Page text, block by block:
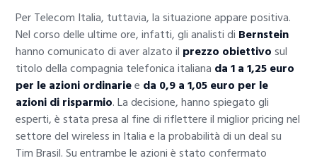
Per Telecom Italia, tuttavia, la situazione appare positiva.
Nel corso delle ultime ore, infatti, gli analisti di Bernstein
hanno comunicato di aver alzato il prezzo obiettivosul
titolo della compagnia telefonica italiana da 1 a 1,25 euro
per le azioni ordinariee da 0,9 a 1,05 euro per le
azioni di risparmio. La decisione, hanno spiegato gli
esperti, è stata presa al fine di riflettere il miglior pricing nel
settore del wireless in Italia e la probabilità di un deal su
Tim Brasil. Su entrambe le azioni è stato confermato